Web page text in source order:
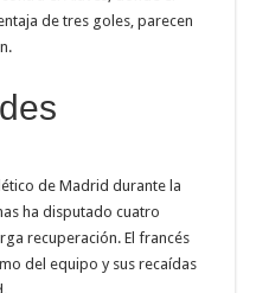
de tres goles, parecen
de Madrid durante la
ha disputado cuatro
recuperación. El francés
del equipo y sus recaídas